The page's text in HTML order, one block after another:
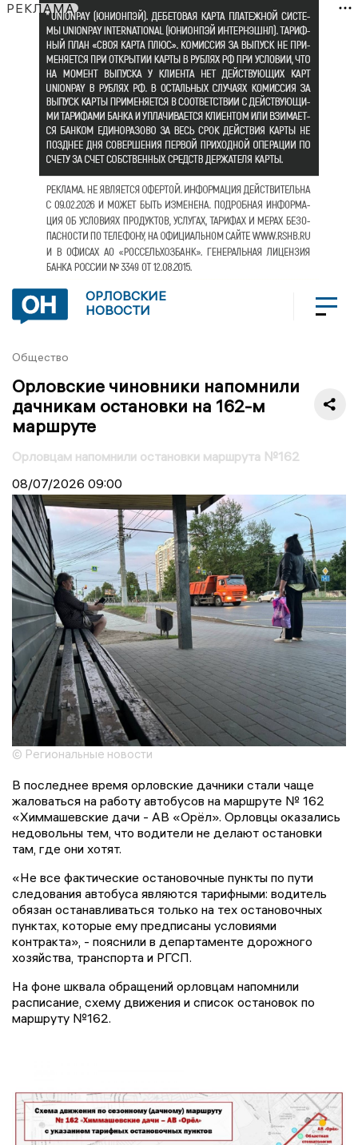
РЕКЛАМА
ОРЛОВСКИЕ
НОВОСТИ
Общество
Орловские чиновники напомнили
дачникам остановки на 162-м
маршруте
Орловцам напомнили остановки маршрута №162
08/07/2026 09:00
© Региональные новости
В последнее время орловские дачники стали чаще
жаловаться на работу автобусов на маршруте № 162
«Химмашевские дачи - АВ «Орёл». Орловцы оказались
недовольны тем, что водители не делают остановки
там, где они хотят.
«Не все фактические остановочные пункты по пути
следования автобуса являются тарифными: водитель
обязан останавливаться только на тех остановочных
пунктах, которые ему предписаны условиями
контракта», - пояснили в департаменте дорожного
хозяйства, транспорта и РГСП.
На фоне шквала обращений орловцам напомнили
расписание, схему движения и список остановок по
маршруту №162.